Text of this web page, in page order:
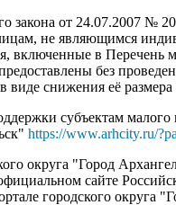
закона от 24.07.2007 №
не являющимся
в Перечень
без
виде снижения её
субъектам
https://www.arhcity.ru/
округа "Город
сайте
городского округа